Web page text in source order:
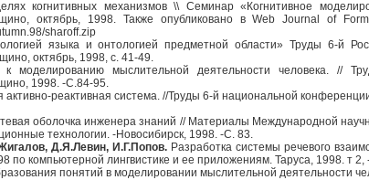
когнитивных механизмов \\ Семинар «Когнитивное
октябрь, 1998. Также опубликовано в Web Journal of
sharoff.zip
языка и онтологией предметной области» Труды 6-й
октябрь, 1998, с. 41-49.
моделированию мыслительной деятельности человека. //
1998. -С.84-95.
активно-реактивная система. //Труды 6-й национальной
оболочка инженера знаний // Материалы Международной
технологии. -Новосибирск, 1998. -С. 83.
Д.Я.Левин, И.Г.Попов. Разработка системы речевого
по компьютерной лингвистике и ее приложениям. Таруса, 1998. т
понятий в моделировании мыслительной деятельности